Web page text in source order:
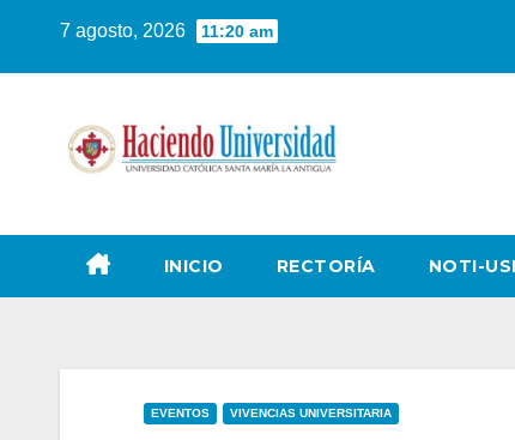
7 agosto, 2026 11:20 am
INICIO RECTORÍA NOTI-
EVENTOS VIVENCIAS UNIVERSITARIA